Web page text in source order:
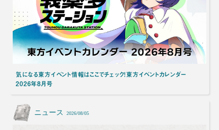
気になる東方イベント情報はここでチェック！東方イベントカレンダー
2026年8月号
ニュース 2026/08/05